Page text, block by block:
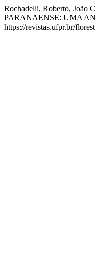
Rochadelli, Roberto, João
PARANAENSE: UMA
https://revistas.ufpr.br/